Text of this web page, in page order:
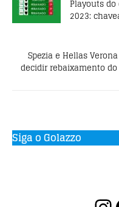
Playouts
2023:
Spezia e Hellas
decidir rebaixamento
Siga o Golazzo